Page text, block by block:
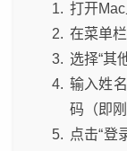
打开Mac
在菜单栏
选择“其
输入姓
码（即
点击“登